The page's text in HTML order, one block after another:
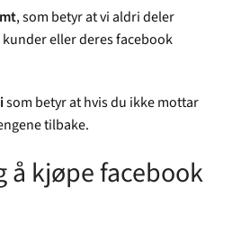
, som betyr at vi aldri deler
eller deres facebook
som betyr at hvis du ikke mottar
tilbake.
å kjøpe facebook